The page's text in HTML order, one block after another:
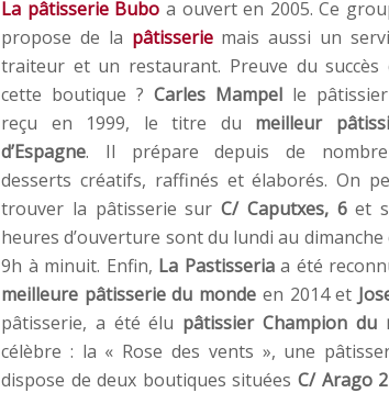
La pâtisserie Bubo a ouvert en 2005. Ce
propose de la pâtisseriemais aussi un
traiteur et un restaurant. Preuve du succès
cette boutique ? Carles Mampel le
reçu en 1999, le titre du meilleur
d’Espagne. Il prépare depuis de
desserts créatifs, raffinés et élaborés. On
trouver la pâtisserie sur C/ Caputxes, 6et
heures d’ouverture sont du lundi au dimanche
9h à minuit. Enfin, La Pastisseria a été
meilleure pâtisserie du monde en 2014 et
pâtisserie, a été élu pâtissier Champion du
célèbre : la « Rose des vents », une
dispose de deux boutiques situées C/ Arago